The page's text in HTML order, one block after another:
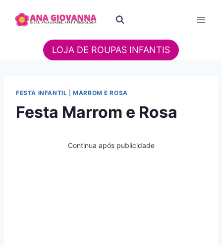
para
LOJA DE ROUPAS INFANTIS
FESTA INFANTIL |MARROM E ROSA
Festa Marrom e Rosa
Continua após publicidade